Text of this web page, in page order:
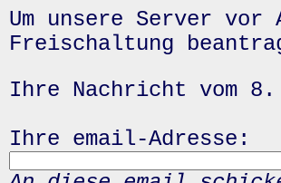
Um unsere Server
Freischaltung
Ihre Nachricht vom 8.
Ihre email-Adresse: